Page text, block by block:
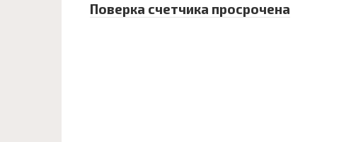
Поверка счетчика просрочена